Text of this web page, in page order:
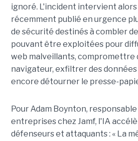
ignoré. L'incident intervient alors
récemment publié en urgence
de sécurité destinés à combler
pouvant être exploitées pour
web malveillants, compromettre
navigateur, exfiltrer des données
encore détourner le presse-
PourAdam Boynton,
entreprises chezJamf, l'IA
défenseurs et attaquants : « La